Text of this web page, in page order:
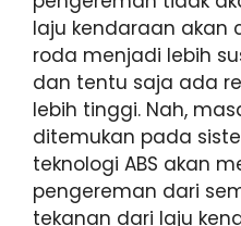
laju kendaraan akan
roda menjadi lebih
dan tentu saja ada
lebih tinggi. Nah,
ditemukan pada
teknologi ABS akan
pengereman dari
tekanan dari laju